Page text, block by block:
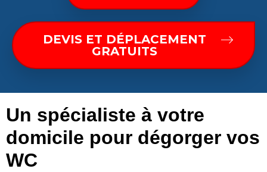
DEVIS ET DÉPLACEMENT
GRATUITS
Un spécialiste à votre
domicile pour dégorger vos
WC